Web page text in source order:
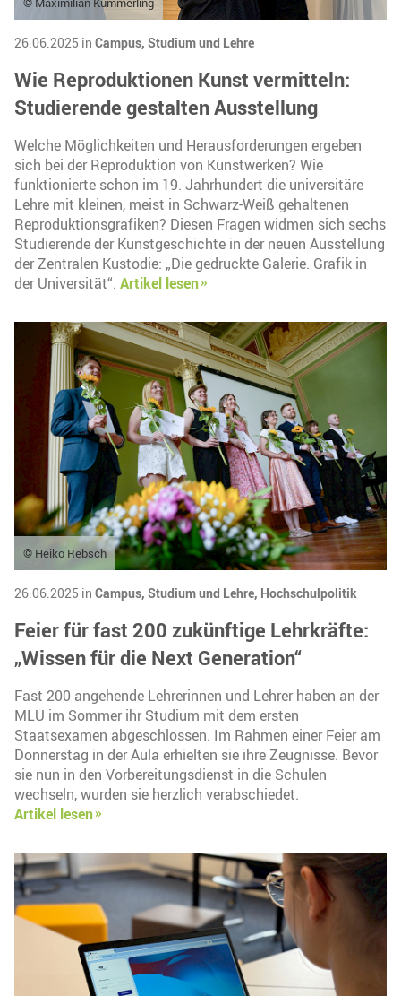
26.06.2025 in Campus, Studium und Lehre
Wie Reproduktionen Kunst vermitteln:
Studierende gestalten Ausstellung
Welche Möglichkeiten und Herausforderungen ergeben
sich bei der Reproduktion von Kunstwerken? Wie
funktionierte schon im 19. Jahrhundert die universitäre
Lehre mit kleinen, meist in Schwarz-Weiß gehaltenen
Reproduktionsgrafiken? Diesen Fragen widmen sich sechs
Studierende der Kunstgeschichte in der neuen Ausstellung
der Zentralen Kustodie: „Die gedruckte Galerie. Grafik in
der Universität“. Artikel lesen
© Heiko Rebsch
26.06.2025 in Campus, Studium und Lehre, Hochschulpolitik
Feier für fast 200 zukünftige Lehrkräfte:
„Wissen für die Next Generation“
Fast 200 angehende Lehrerinnen und Lehrer haben an der
MLU im Sommer ihr Studium mit dem ersten
Staatsexamen abgeschlossen. Im Rahmen einer Feier am
Donnerstag in der Aula erhielten sie ihre Zeugnisse. Bevor
sie nun in den Vorbereitungsdienst in die Schulen
wechseln, wurden sie herzlich verabschiedet.
Artikel lesen